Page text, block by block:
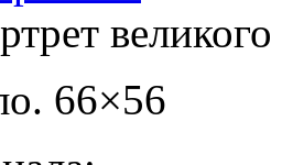
66×56